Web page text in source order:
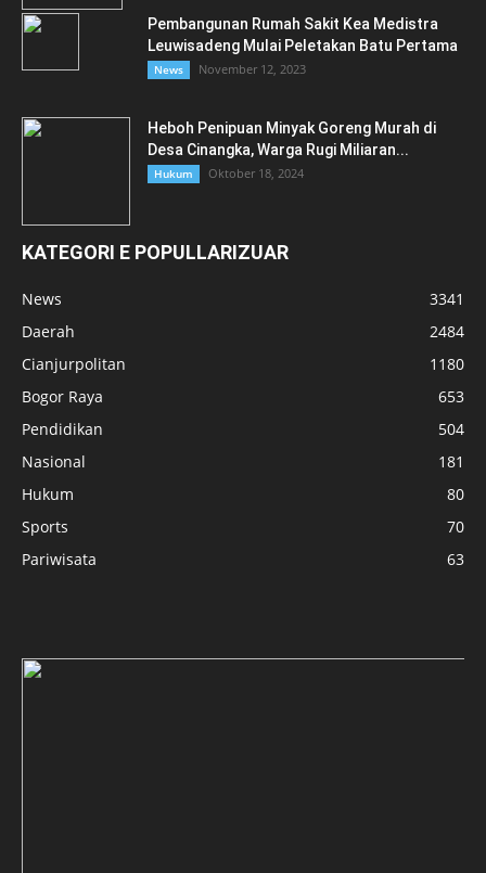
Pembangunan Rumah Sakit Kea Medistra
Leuwisadeng Mulai Peletakan Batu Pertama
News November 12, 2023
Heboh Penipuan Minyak Goreng Murah di
Desa Cinangka, Warga Rugi Miliaran...
Hukum Oktober 18, 2024
KATEGORI E POPULLARIZUAR
News
3341
Daerah
2484
Cianjurpolitan
1180
Bogor Raya
653
Pendidikan
504
Nasional
181
Hukum
80
Sports
70
Pariwisata
63